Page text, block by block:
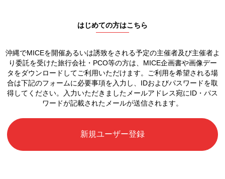
はじめての方はこちら
沖縄でMICEを開催あるいは誘致をされる予定の主催者及び主催者よ
り委託を受けた旅行会社・PCO等の方は、 MICE企画書や画像デー
タをダウンロードしてご利用いただけます。
ご利用を希望される場
合は下記のフォームに必要事項を入力し、 IDおよびパスワードを取
得してください。
入力いただきましたメールアドレス宛にID・パス
ワードが記載されたメールが送信されます。
新規ユーザー登録